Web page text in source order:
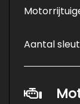
Aantal